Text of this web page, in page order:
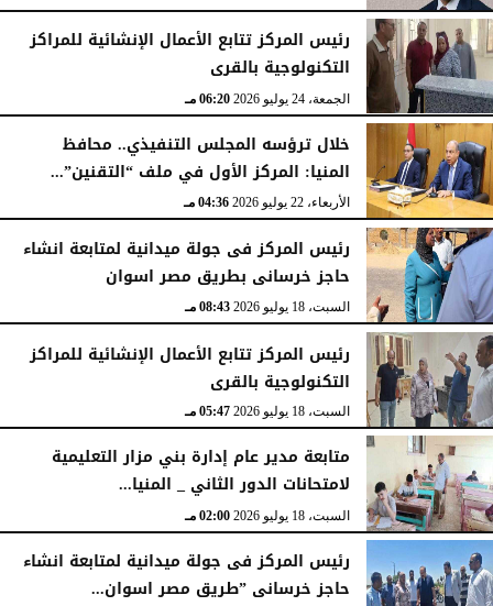
السبت، 25 يوليو 2026 05:41 مـ
رئيس المركز تتابع الأعمال الإنشائية للمراكز
التكنولوجية بالقرى
الجمعة، 24 يوليو 2026 06:20 مـ
خلال ترؤسه المجلس التنفيذي.. محافظ
المنيا: المركز الأول في ملف “التقنين”...
الأربعاء، 22 يوليو 2026 04:36 مـ
رئيس المركز فى جولة ميدانية لمتابعة انشاء
حاجز خرسانى بطريق مصر اسوان
السبت، 18 يوليو 2026 08:43 مـ
رئيس المركز تتابع الأعمال الإنشائية للمراكز
التكنولوجية بالقرى
السبت، 18 يوليو 2026 05:47 مـ
متابعة مدير عام إدارة بني مزار التعليمية
لامتحانات الدور الثاني _ المنيا...
السبت، 18 يوليو 2026 02:00 مـ
رئيس المركز فى جولة ميدانية لمتابعة انشاء
حاجز خرسانى ”طريق مصر اسوان...